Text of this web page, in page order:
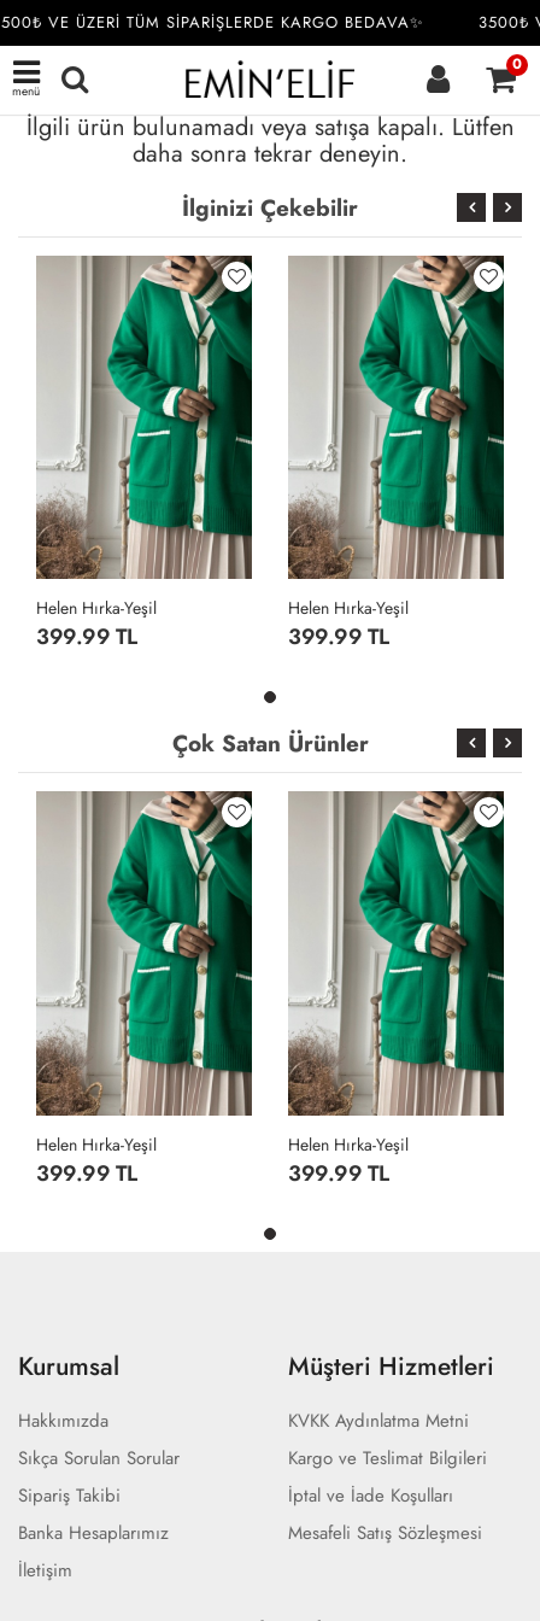
VE ÜZERİ TÜM SİPARİŞLERDE KARGO BEDAVA✨ 3500₺
menü
0
İlgili ürün bulunamadı veya satışa kapalı. Lütfen
daha sonra tekrar deneyin.
İlginizi Çekebilir
Helen Hırka-Yeşil
399.99 TL
Helen Hırka-Yeşil
399.99 TL
Çok Satan Ürünler
Helen Hırka-Yeşil
399.99 TL
Helen Hırka-Yeşil
399.99 TL
Kurumsal
Hakkımızda
Sıkça Sorulan Sorular
Sipariş Takibi
Banka Hesaplarımız
İletişim
Müşteri Hizmetleri
KVKK Aydınlatma Metni
Kargo ve Teslimat Bilgileri
İptal ve İade Koşulları
Mesafeli Satış Sözleşmesi